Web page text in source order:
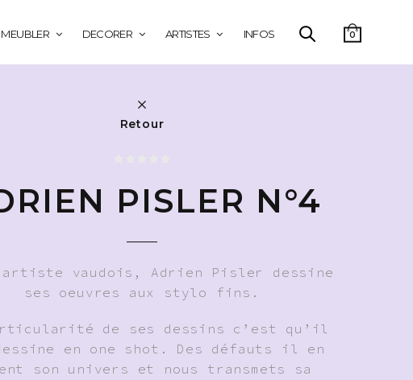
MEUBLER DECORER ARTISTES INFOS 0
Retour
PISLER N°4
artiste vaudois, Adrien Pisler dessine
ses oeuvres aux stylo fins.
de ses dessins c’est qu’il
en one shot. Des défauts il en
son univers et nous transmets sa